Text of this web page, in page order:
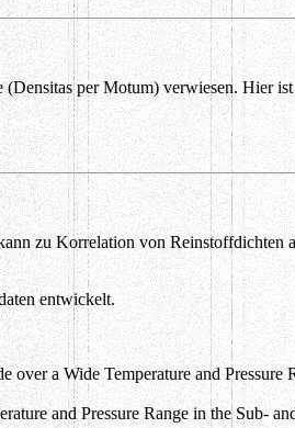
per Motum) verwiesen. Hier
zu Korrelation von Reinstoffdichten
entwickelt.
a Wide Temperature and Pressure
and Pressure Range in the Sub-